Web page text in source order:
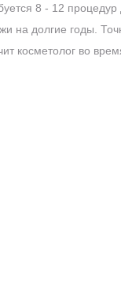
8 - 12 процедур
на долгие годы.
косметолог во